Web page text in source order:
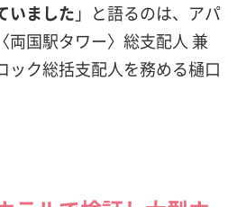
いました 」と語るのは、アパ
両国駅タワー〉総支配人 兼
ック総括支配人を務める樋口